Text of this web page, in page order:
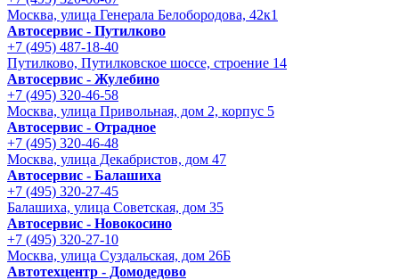
Москва, улица Генерала Белобородова, 42к1
Автосервис - Путилково
+7 (495) 487-18-40
Путилково, Путилковское шоссе, строение 14
Автосервис - Жулебино
+7 (495) 320-46-58
Москва, улица Привольная, дом 2, корпус 5
Автосервис - Отрадное
+7 (495) 320-46-48
Москва, улица Декабристов, дом 47
Автосервис - Балашиха
+7 (495) 320-27-45
Балашиха, улица Советская, дом 35
Автосервис - Новокосино
+7 (495) 320-27-10
Москва, улица Суздальская, дом 26Б
Автотехцентр - Домодедово